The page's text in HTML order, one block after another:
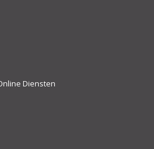
Diensten